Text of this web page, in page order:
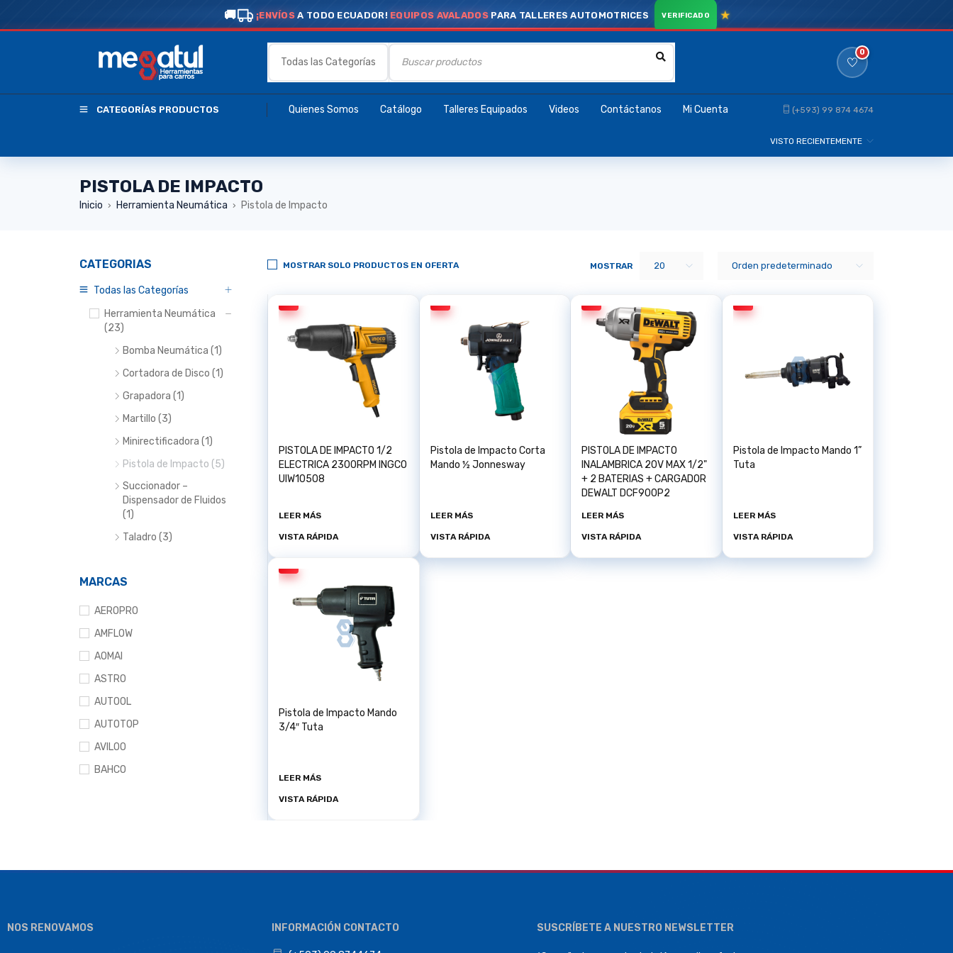
¡ENVÍOSA TODO ECUADOR! EQUIPOS AVALADOSPARA TALLERES AUTOMOTRICES
0
CATEGORÍAS PRODUCTOS Quienes Somos Catálogo Talleres Equipados Videos Contáctanos Mi Cuenta (+593) 99 874 4674
VISTO RECIENTEMENTE
PISTOLA DE IMPACTO
Inicio › Herramienta Neumática › Pistola de Impacto
CATEGORIAS
Todas las Categorías
Herramienta Neumática
(23)
Bomba Neumática (1)
Cortadora de Disco (1)
Grapadora (1)
Martillo (3)
Minirectificadora (1)
Pistola de Impacto (5)
Succionador –
Dispensador de Fluidos
(1)
Taladro (3)
MARCAS
AEROPRO
AMFLOW
AOMAI
ASTRO
AUTOOL
AUTOTOP
AVILOO
BAHCO
Orden predeterminado
MOSTRAR 20
MOSTRAR SOLO PRODUCTOS EN OFERTA
PISTOLA DE IMPACTO 1/2
ELECTRICA 2300RPM INGCO
UIW10508
LEER MÁS
VISTA RÁPIDA
Pistola de Impacto Corta
Mando ½ Jonnesway
LEER MÁS
VISTA RÁPIDA
PISTOLA DE IMPACTO
INALAMBRICA 20V MAX 1/2"
+ 2 BATERIAS + CARGADOR
DEWALT DCF900P2
LEER MÁS
VISTA RÁPIDA
Pistola de Impacto Mando 1”
Tuta
LEER MÁS
VISTA RÁPIDA
Pistola de Impacto Mando
3/4″ Tuta
LEER MÁS
VISTA RÁPIDA
NOS RENOVAMOS INFORMACIÓN CONTACTO SUSCRÍBETE A NUESTRO NEWSLETTER